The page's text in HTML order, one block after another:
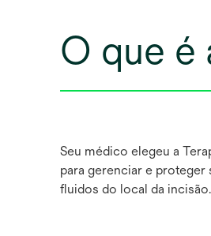
O que é
Seu médico elegeu a
para gerenciar e
fluidos do local da incisão.